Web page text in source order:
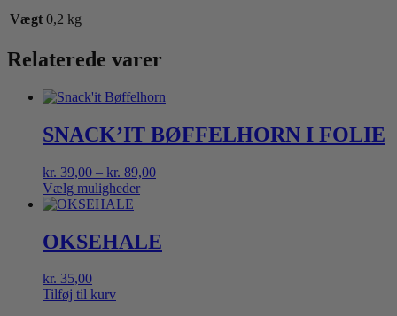
Vægt 0,2 kg
Relaterede varer
SNACK’IT BØFFELHORN I FOLIE
kr. 39,00 – kr. 89,00Prisinterval:
Vælg muligheder
Dette
har
flere
Mulighederne
kan
OKSEHALE
kr. 35,00
Tilføj til kurv